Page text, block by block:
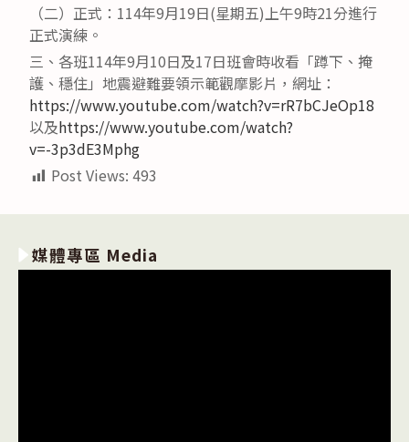
（二）正式：114年9月19日(星期五)上午9時21分進行
正式演練。
三、各班114年9月10日及17日班會時收看「蹲下、掩
護、穩住」地震避難要領示範觀摩影片，網址：
https://www.youtube.com/watch?v=rR7bCJeOp18
以及https://www.youtube.com/watch?
v=-3p3dE3Mphg
Post Views: 493
媒體專區 Media